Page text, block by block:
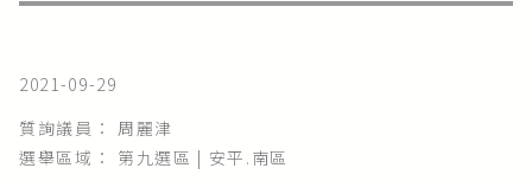
2021-09-29
質詢議員： 周麗津
選舉區域： 第九選區 | 安平.南區